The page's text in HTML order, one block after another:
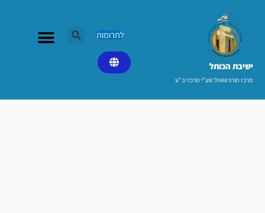
ישיבת הכותל​
מרכז תורני וואהל שע"י מרכז יב"ע
לתרומות